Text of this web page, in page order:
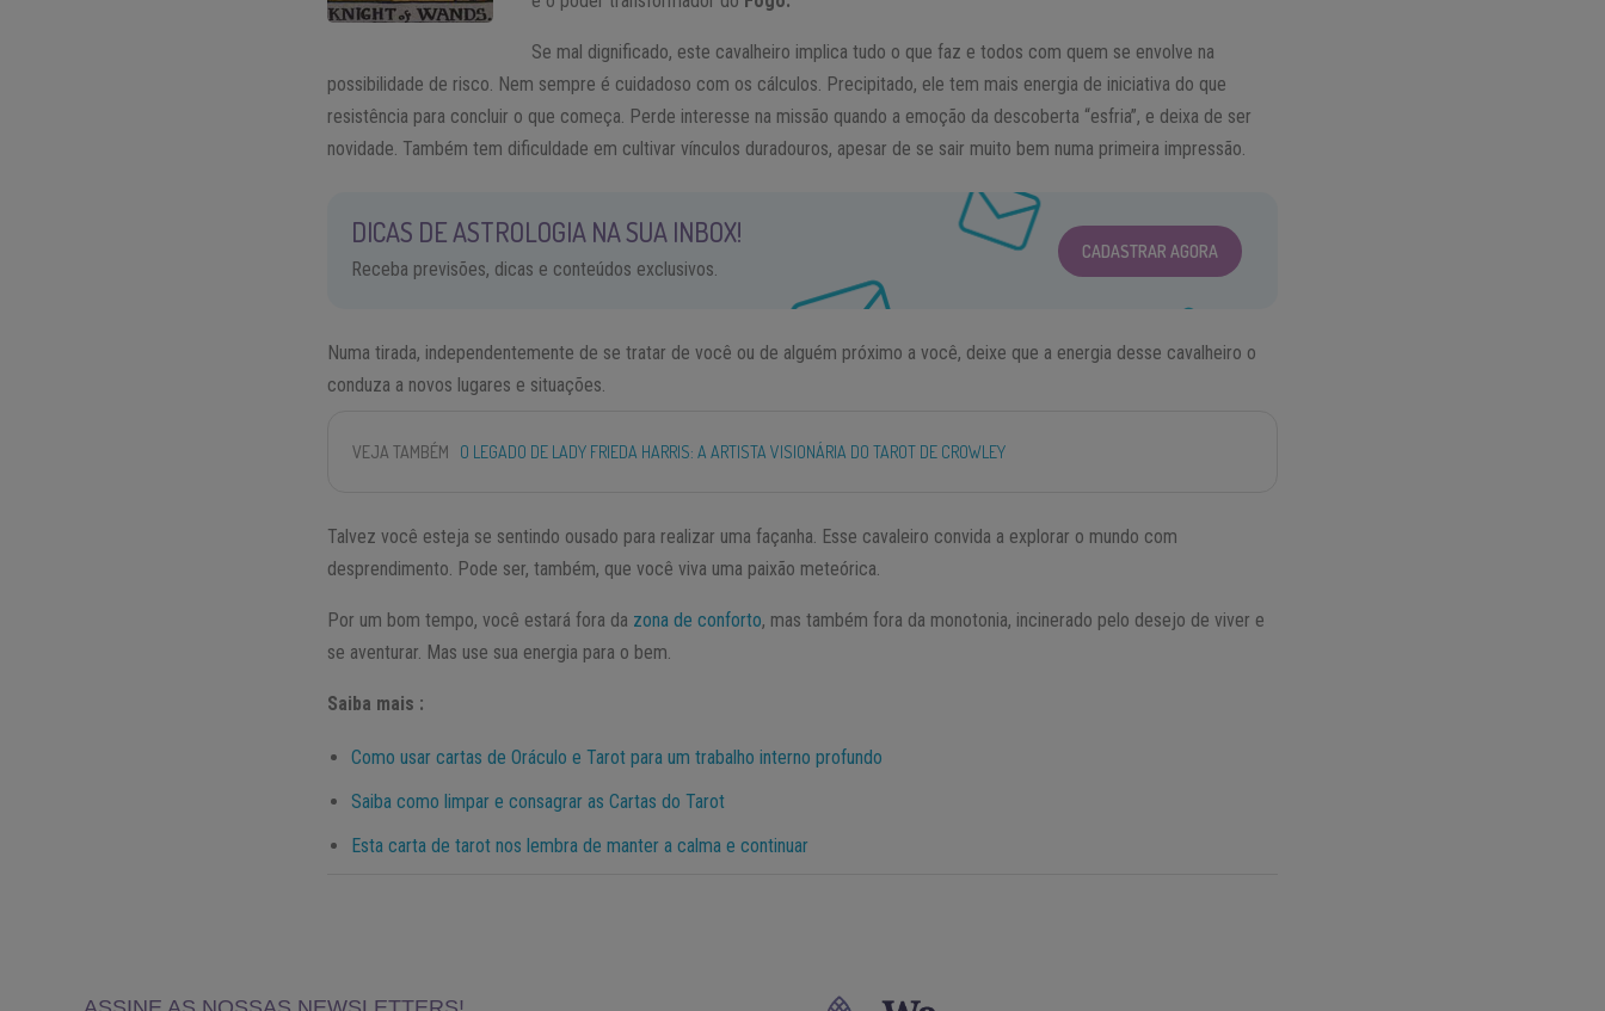
Se mal dignificado, este cavalheiro implica tudo o que faz e todos com quem se envolve na
possibilidade de risco. Nem sempre é cuidadoso com os cálculos. Precipitado, ele tem mais energia de iniciativa do que
resistência para concluir o que começa. Perde interesse na missão quando a emoção da descoberta “esfria”, e deixa de ser
novidade. Também tem dificuldade em cultivar vínculos duradouros, apesar de se sair muito bem numa primeira impressão.
DICAS DE ASTROLOGIA NA SUA INBOX!
Receba previsões, dicas e conteúdos exclusivos.
CADASTRAR AGORA
Numa tirada, independentemente de se tratar de você ou de alguém próximo a você, deixe que a energia desse cavalheiro o
conduza a novos lugares e situações.
VEJA TAMBÉM O LEGADO DE LADY FRIEDA HARRIS: A ARTISTA VISIONÁRIA DO TAROT DE CROWLEY
Talvez você esteja se sentindo ousado para realizar uma façanha. Esse cavaleiro convida a explorar o mundo com
desprendimento. Pode ser, também, que você viva uma paixão meteórica.
Por um bom tempo, você estará fora da zona de conforto, mas também fora da monotonia, incinerado pelo desejo de viver e
se aventurar. Mas use sua energia para o bem.
Saiba mais :
Como usar cartas de Oráculo e Tarot para um trabalho interno profundo
Saiba como limpar e consagrar as Cartas do Tarot
Esta carta de tarot nos lembra de manter a calma e continuar